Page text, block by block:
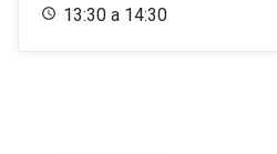
13:30 a 14:30